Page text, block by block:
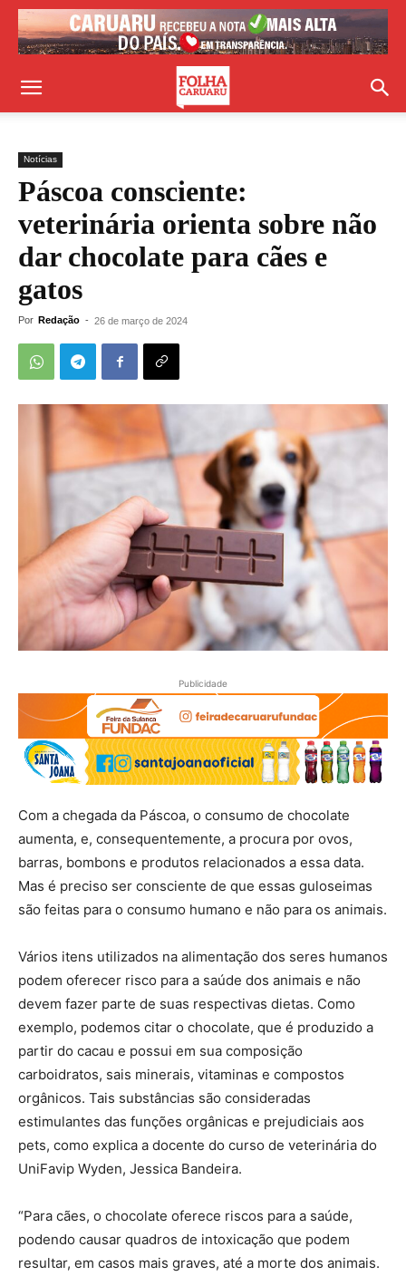
Notícias
Páscoa consciente:
veterinária orienta sobre não
dar chocolate para cães e
gatos
Por Redação - 26 de março de 2024
Publicidade
Com a chegada da Páscoa, o consumo de chocolate
aumenta, e, consequentemente, a procura por ovos,
barras, bombons e produtos relacionados a essa data.
Mas é preciso ser consciente de que essas guloseimas
são feitas para o consumo humano e não para os animais.
Vários itens utilizados na alimentação dos seres humanos
podem oferecer risco para a saúde dos animais e não
devem fazer parte de suas respectivas dietas. Como
exemplo, podemos citar o chocolate, que é produzido a
partir do cacau e possui em sua composição
carboidratos, sais minerais, vitaminas e compostos
orgânicos. Tais substâncias são consideradas
estimulantes das funções orgânicas e prejudiciais aos
pets, como explica a docente do curso de veterinária do
UniFavip Wyden, Jessica Bandeira.
“Para cães, o chocolate oferece riscos para a saúde,
podendo causar quadros de intoxicação que podem
resultar, em casos mais graves, até a morte dos animais.